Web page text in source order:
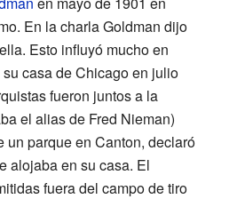
En la charla Goldman dijo
Esto influyó mucho en
casa de Chicago en julio
fueron juntos a la
el alias de Fred Nieman)
parque en Canton, declaró
alojaba en su casa. El
fuera del campo de tiro